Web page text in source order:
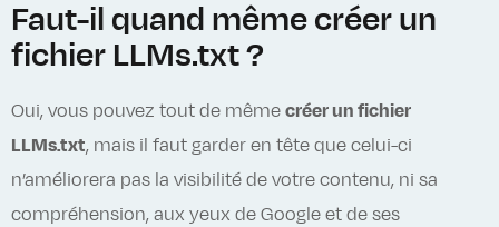
Faut-il quand même créer un
fichier LLMs.txt ?
Oui, vous pouvez tout de même créer un fichier
LLMs.txt, mais il faut garder en tête que celui-ci
n’améliorera pas la visibilité de votre contenu, ni sa
compréhension, aux yeux de Google et de ses